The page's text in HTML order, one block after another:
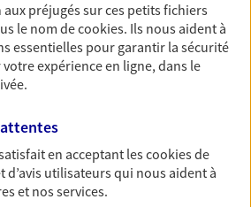
Épargne
d'un expert. Découvrez
(Plan Epargne Retraite)
pour la retraite.
préjugés sur ces petits fichiers
le nom decookies. Ils nous aident à
essentielles pour garantir la sécurité
expérience en ligne, dans le
en acceptant lescookiesde
d’avis utilisateurs qui nous aident à
et nos services.